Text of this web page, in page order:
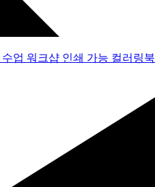
수업 워크샵 인쇄 가능 컬러링북